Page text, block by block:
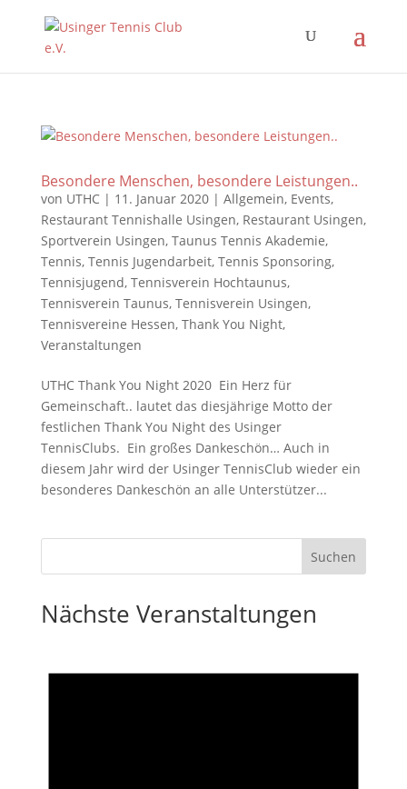
Besondere Menschen, besondere Leistungen..
von UTHC| 11. Januar 2020| Allgemein, Events,
Restaurant Tennishalle Usingen, Restaurant Usingen,
Sportverein Usingen, Taunus Tennis Akademie,
Tennis, Tennis Jugendarbeit, Tennis Sponsoring,
Tennisjugend, Tennisverein Hochtaunus,
Tennisverein Taunus, Tennisverein Usingen,
Tennisvereine Hessen, Thank You Night,
Veranstaltungen
UTHC Thank You Night 2020 Ein Herz für
Gemeinschaft.. lautet das diesjährige Motto der
festlichen Thank You Night des Usinger
TennisClubs. Ein großes Dankeschön… Auch in
diesem Jahr wird der Usinger TennisClub wieder ein
besonderes Dankeschön an alle Unterstützer...
Nächste Veranstaltungen